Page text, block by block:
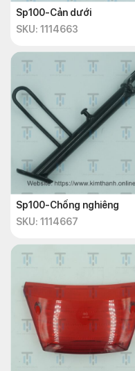
Sp100-Cản dưới
SKU: 1114663
Sp100-Chống nghiêng
SKU: 1114667